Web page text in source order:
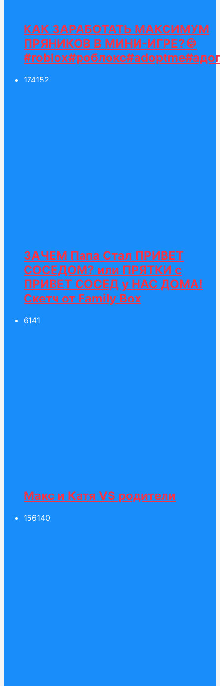
КАК ЗАРАБОТАТЬ МАКСИМУМ
ПРЯНИКОВ В МИНИ-ИГРЕ?🍪
174152
ЗАЧЕМ Папа Стал ПРИВЕТ
СОСЕДОМ? или ПРЯТКИ с
ПРИВЕТ СОСЕД у НАС ДОМА!
Скетч от Family Box
6141
Макс и Катя VS родители
156140